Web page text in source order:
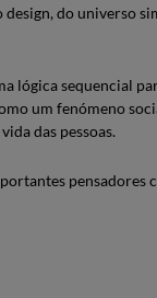
do universo
lógica sequencial
um fenómeno
das pessoas.
pensadores